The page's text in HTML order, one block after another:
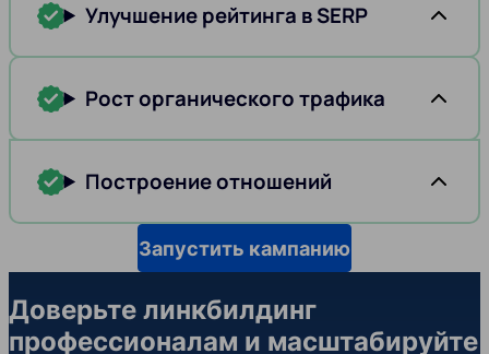
Улучшение рейтинга в SERP
Рост органического трафика
Построение отношений
Запустить кампанию
Доверьте линкбилдинг
профессионалам и масштабируйте